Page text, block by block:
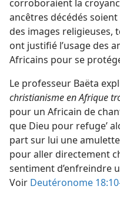
corroboraient la
ancêtres décédés
des images religieuses,
ont justifié l’usage des
Africains pour se
Le professeur Baëta
christianisme en Afrique
pour un Africain de
que Dieu pour refuge’
part sur lui une
pour aller directement
sentiment d’enfreindre
Voir Deutéronome